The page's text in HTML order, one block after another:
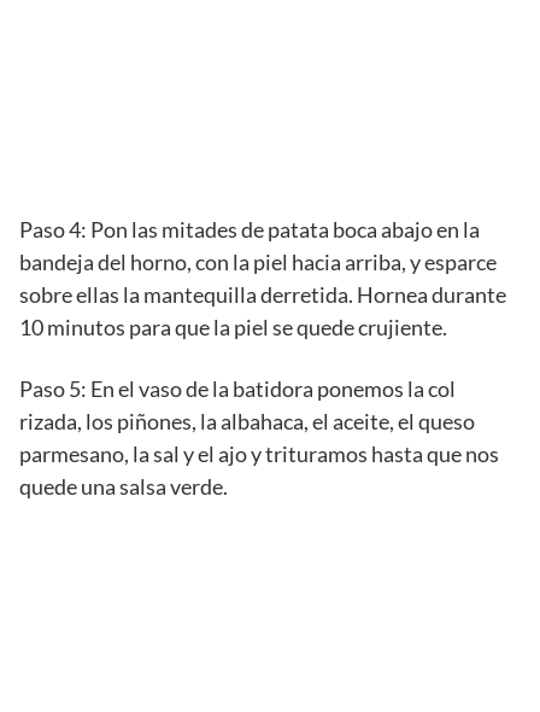
Paso 4: Pon las mitades de patata boca abajo en la
bandeja del horno, con la piel hacia arriba, y esparce
sobre ellas la mantequilla derretida. Hornea durante
10 minutos para que la piel se quede crujiente.
Paso 5: En el vaso de la batidora ponemos la col
rizada, los piñones, la albahaca, el aceite, el queso
parmesano, la sal y el ajo y trituramos hasta que nos
quede una salsa verde.